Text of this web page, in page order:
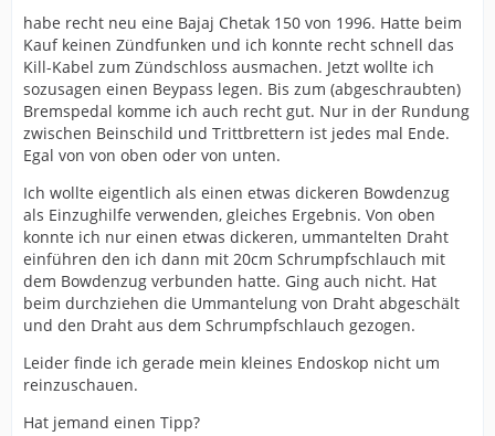
habe recht neu eine Bajaj Chetak 150 von 1996. Hatte beim
Kauf keinen Zündfunken und ich konnte recht schnell das
Kill-Kabel zum Zündschloss ausmachen. Jetzt wollte ich
sozusagen einen Beypass legen. Bis zum (abgeschraubten)
Bremspedal komme ich auch recht gut. Nur in der Rundung
zwischen Beinschild und Trittbrettern ist jedes mal Ende.
Egal von von oben oder von unten.
Ich wollte eigentlich als einen etwas dickeren Bowdenzug
als Einzughilfe verwenden, gleiches Ergebnis. Von oben
konnte ich nur einen etwas dickeren, ummantelten Draht
einführen den ich dann mit 20cm Schrumpfschlauch mit
dem Bowdenzug verbunden hatte. Ging auch nicht. Hat
beim durchziehen die Ummantelung von Draht abgeschält
und den Draht aus dem Schrumpfschlauch gezogen.
Leider finde ich gerade mein kleines Endoskop nicht um
reinzuschauen.
Hat jemand einen Tipp?